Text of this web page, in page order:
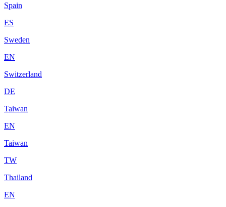
Spain
ES
Sweden
EN
Switzerland
DE
Taiwan
EN
Taiwan
TW
Thailand
EN